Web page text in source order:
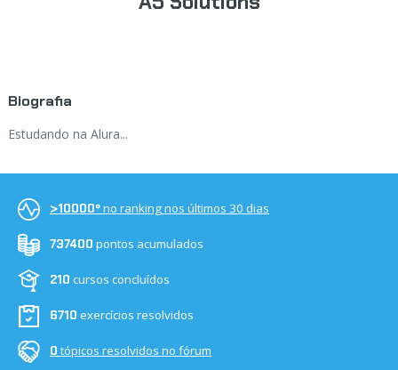
Biografia
Estudando na Alura...
>10000ºno ranking nos últimos 30 dias
737400 pontos acumulados
210 cursos concluídos
6710 exercícios resolvidos
0 tópicos resolvidos no fórum